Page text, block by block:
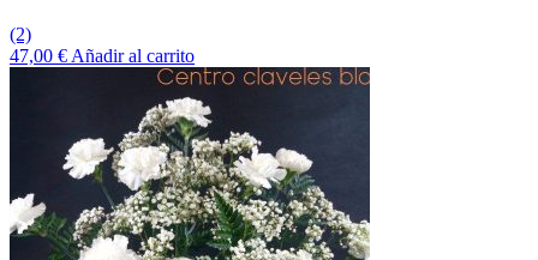
(2)
47,00 € Añadir al carrito